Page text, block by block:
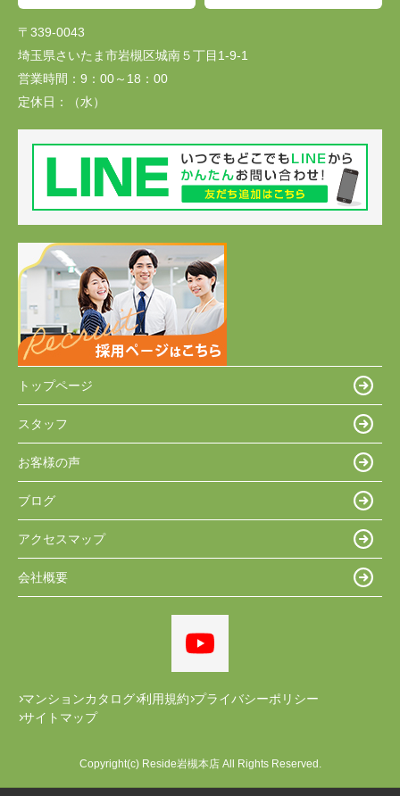
〒339-0043
埼玉県さいたま市岩槻区城南５丁目1-9-1
営業時間： 9：00～18：00
定休日：
（水）
トップページ
スタッフ
お客様の声
ブログ
アクセスマップ
会社概要
マンションカタログ 利用規約 プライバシーポリシー
サイトマップ
Copyright(c) Reside岩槻本店 All Rights Reserved.